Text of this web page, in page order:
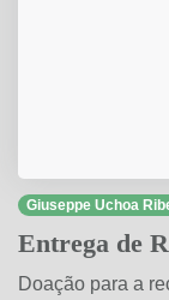
Giuseppe Uchoa
Entrega de
Doação para a